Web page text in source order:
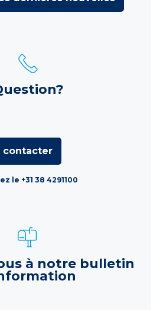
contacter
le +31 38 4291100
à notre bulletin